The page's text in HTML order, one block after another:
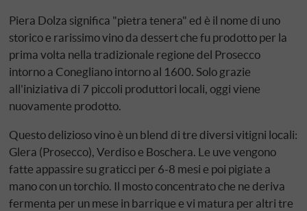
Piera Dolza significa "pietra tenera" ed è il nome di uno
storico e rarissimo vino da dessert che fu prodotto per la
prima volta nella tradizionale regione del Prosecco
intorno a Conegliano intorno al 1600. Solo grazie
all'iniziativa di 7 piccoli produttori locali, oggi viene
nuovamente prodotto.
Questo delizioso vino è un blend di tre diversi vitigni locali:
Glera (Prosecco), Verdiso e Boschera. Le uve vengono
fatte appassire su graticci per 6-8 mesi e poi pigiate a
mano con un torchio. Il mosto concentrato che ne deriva
fermenta per un mese in barrique e vi matura per altri tre